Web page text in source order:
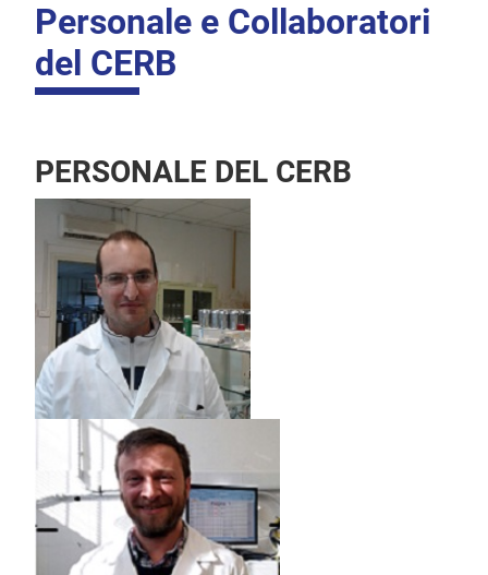
Personale e Collaboratori
del CERB
PERSONALE DEL CERB